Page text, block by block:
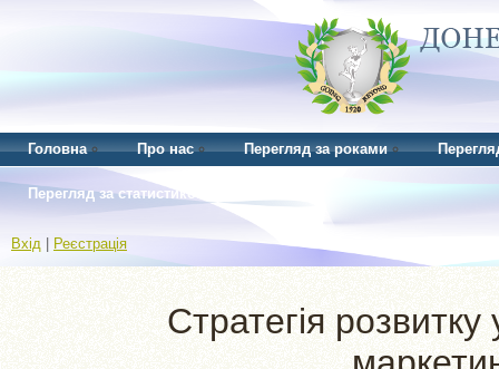
Головна Про нас Перегляд за роками
Перегляд за статистикою
Вхід Реєстрація
Стратегія розвитку